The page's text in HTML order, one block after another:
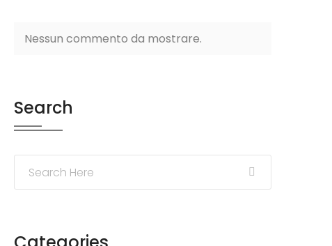
Nessun commento da mostrare.
Search